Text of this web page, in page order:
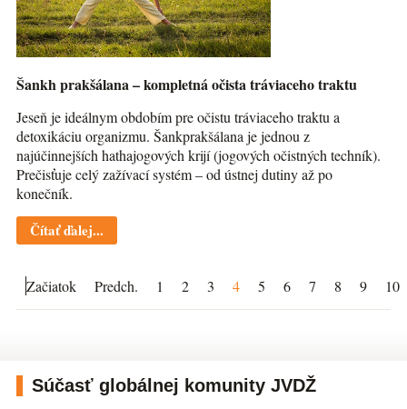
Šankh prakšálana – kompletná očista tráviaceho traktu
Jeseň je ideálnym obdobím pre očistu tráviaceho traktu a
detoxikáciu organizmu. Šankprakšálana je jednou z
najúčinnejších hathajogových krijí (jogových očistných techník).
Prečisťuje celý zažívací systém – od ústnej dutiny až po
konečník.
Čítať ďalej...
Začiatok Predch. 1 2 3 4 5 6 7 8 9 10
Súčasť globálnej komunity JVDŽ